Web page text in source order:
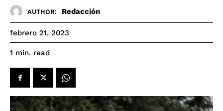
AUTHOR: Redacción
febrero 21, 2023
1 min. read